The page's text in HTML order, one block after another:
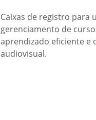
Caixas de registro para
gerenciamento de
aprendizado eficiente e
audiovisual.